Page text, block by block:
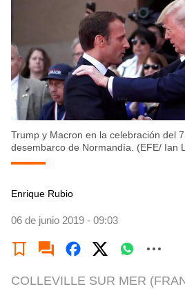
Trump y Macron en la celebración del
desembarco de Normandía. (EFE/ Ian
Enrique Rubio
06 de junio 2019 - 09:03
COLLEVILLE SUR MER